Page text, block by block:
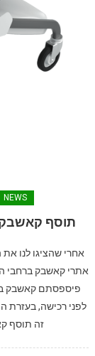
NEWS
תוסף קאשבק
אחרי שהציגו לנו
אתרי קאשבק ברחבי
פיספסתם קאשבק
לפני רכישה, בעזרת
זה תוסף